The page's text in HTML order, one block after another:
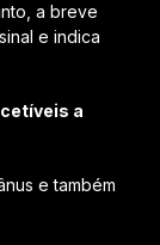
a breve
e indica
a
e também